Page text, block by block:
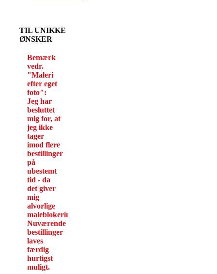
TIL UNIKKE
ØNSKER
Bemærk
vedr.
"Maleri
efter eget
foto":
Jeg har
besluttet
mig for, at
jeg ikke
tager
imod flere
bestillinger
på
ubestemt
tid - da
det giver
mig
alvorlige
maleblokeringer.
Nuværende
bestillinger
laves
færdig
hurtigst
muligt.